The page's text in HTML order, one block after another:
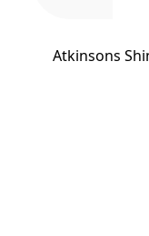
Atkinsons